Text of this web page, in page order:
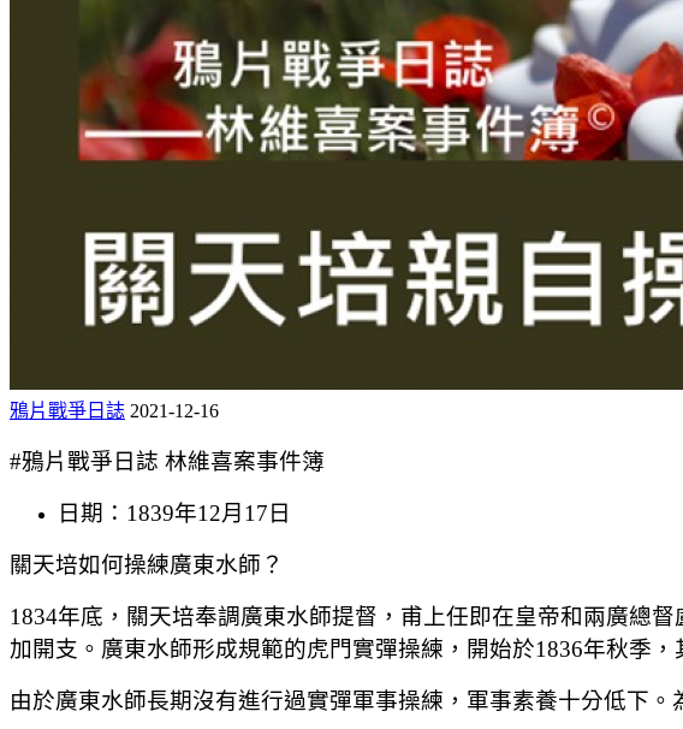
鴉片戰爭日誌 2021-12-16
#鴉片戰爭日誌 林維喜案事件簿
日期：1839年12月17日
關天培如何操練廣東水師？
1834年底，關天培奉調廣東水師提督，甫上任即在皇帝和兩廣總
加開支。廣東水師形成規範的虎門實彈操練，開始於1836年秋季，
由於廣東水師長期沒有進行過實彈軍事操練，軍事素養十分低下